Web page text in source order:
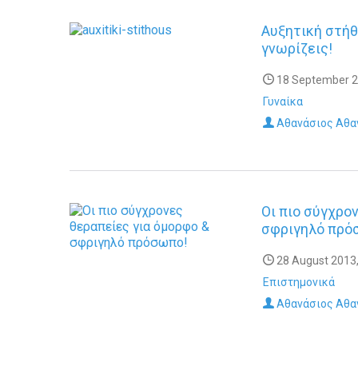
Αυξητική
γνωρίζεις!
18 September
Γυναίκα
Αθανάσιος
Οι πιο
σφριγηλό
28 August
Επιστημονικά
Αθανάσιος